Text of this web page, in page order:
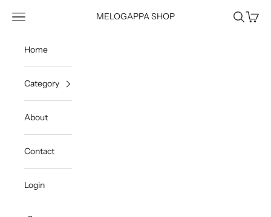
MELOGAPPA SHOP
メニュー 検索カート
Home
Category
About
Contact
Login